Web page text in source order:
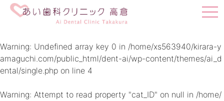
t
l
e
Warning: Undefined array key 0 in /home/xs563940/kirara-y
amaguchi.com/public_html/dent-ai/wp-content/themes/ai_d
ental/single.php on line 4
Warning: Attempt to read property "cat_ID" on null in /home/